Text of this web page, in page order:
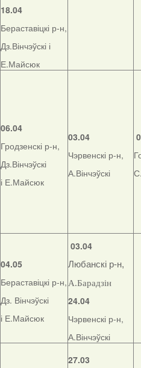
18.04
Бераставіцкі р-н,
Дз.Вінчэўскі і
Е.Майсюк
06.04
Гродзенскі р-н,
Дз.Вінчэўскі
і Е.Майсюк
03.04
Чэрвенскі р-н,
А.Вінчэўскі
04.05
Бераставіцкі р-н,
Дз. Вінчэўскі
і Е.Майсюк
03.04
Любанскі р-н,
А.Барадзін
24.04
Чэрвенскі р-н,
А.Вінчэўскі
27.03